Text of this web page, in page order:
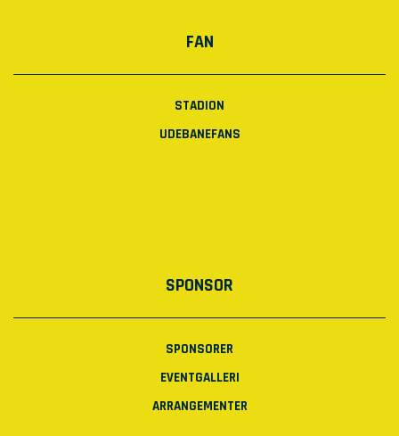
FAN
STADION
UDEBANEFANS
SPONSOR
SPONSORER
EVENTGALLERI
ARRANGEMENTER